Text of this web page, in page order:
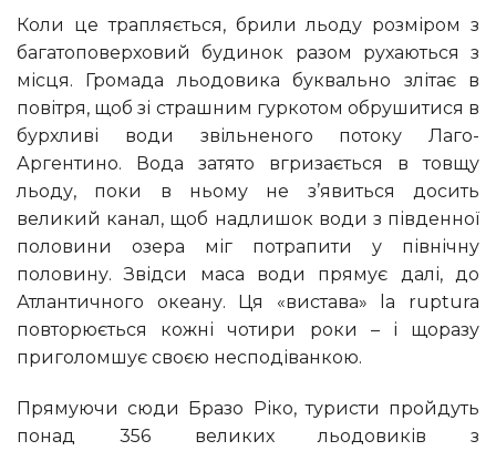
Коли це трапляється, брили льоду розміром з
багатоповерховий будинок разом рухаються з
місця. Громада льодовика буквально злітає в
повітря, щоб зі страшним гуркотом обрушитися в
бурхливі води звільненого потоку Лаго-
Аргентино. Вода затято вгризається в товщу
льоду, поки в ньому не з’явиться досить
великий канал, щоб надлишок води з південної
половини озера міг потрапити у північну
половину. Звідси маса води прямує далі, до
Атлантичного океану. Ця «вистава» la ruptura
повторюється кожні чотири роки – і щоразу
приголомшує своєю несподіванкою.
Прямуючи сюди Бразо Ріко, туристи пройдуть
понад 356 великих льодовиків з